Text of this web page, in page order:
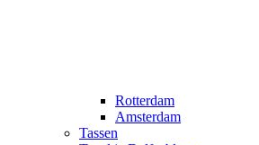
Rotterdam
Amsterdam
Tassen